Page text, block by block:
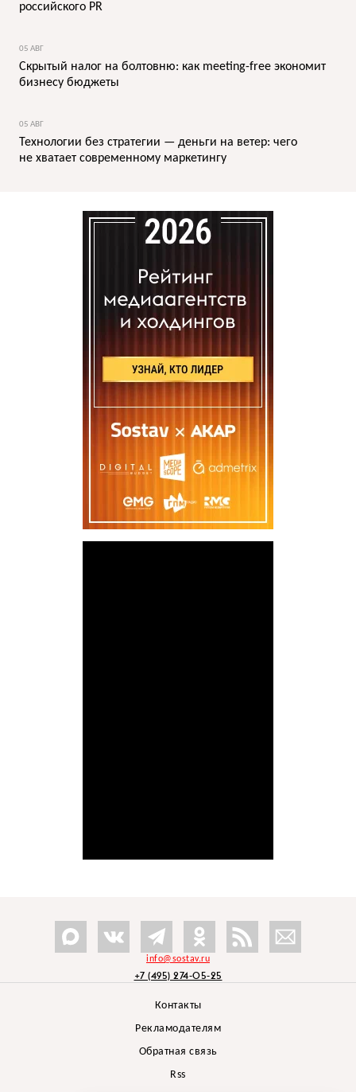
российского PR
05 АВГ
Скрытый налог на болтовню: как meeting-free экономит
бизнесу бюджеты
05 АВГ
Технологии без стратегии — деньги на ветер: чего
не хватает современному маркетингу
info@sostav.ru
+7 (495) 274-05-25
Контакты
Рекламодателям
Обратная связь
Rss